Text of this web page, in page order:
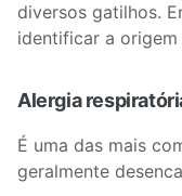
diversos gatilhos.
identificar a
Alergia
É uma das mais
geralmente